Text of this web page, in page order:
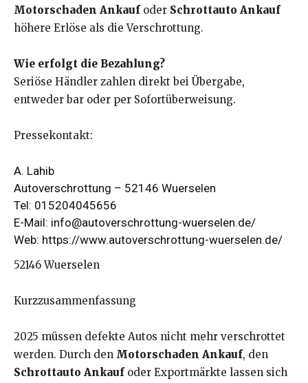
Motorschaden Ankauf oder Schrottauto Ankauf
höhere Erlöse als die Verschrottung.
Wie erfolgt die Bezahlung?
Seriöse Händler zahlen direkt bei Übergabe,
entweder bar oder per Sofortüberweisung.
Pressekontakt:
A. Lahib
Autoverschrottung – 52146 Wuerselen
Tel: 015204045656
E-Mail: info@autoverschrottung-wuerselen.de/
Web: https://www.autoverschrottung-wuerselen.de/
52146 Wuerselen
Kurzzusammenfassung
2025 müssen defekte Autos nicht mehr verschrottet
werden. Durch den Motorschaden Ankauf, den
Schrottauto Ankauf oder Exportmärkte lassen sich